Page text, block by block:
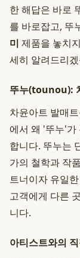
한 해답은 바로
를 바로잡고, 뚜
미 제품을 놓치
세히 알려드리
뚜누(tounou):
차윤아트 발매
에서 왜 '뚜누'가
합니다. 뚜누는
가의 철학과 작
트너이자 유일
고객에게 다른
니다.
아티스트와의